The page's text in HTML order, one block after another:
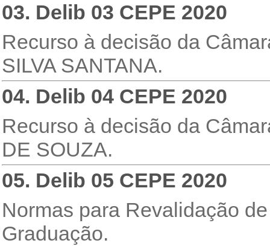
03. Delib 03 CEPE 2020
Recurso à decisão da
SILVA SANTANA.
04. Delib 04 CEPE 2020
Recurso à decisão da
DE SOUZA.
05. Delib 05 CEPE 2020
Normas para Revalidação
Graduação.